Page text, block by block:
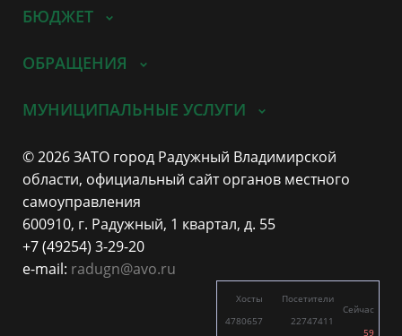
БЮДЖЕТ
ОБРАЩЕНИЯ
МУНИЦИПАЛЬНЫЕ УСЛУГИ
© 2026 ЗАТО город Радужный Владимирской
области, официальный сайт органов местного
самоуправления
600910, г. Радужный, 1 квартал, д. 55
+7 (49254) 3-29-20
e-mail: radugn@avo.ru
Хосты
4780657
Посетители
22747411
Сейчас
59